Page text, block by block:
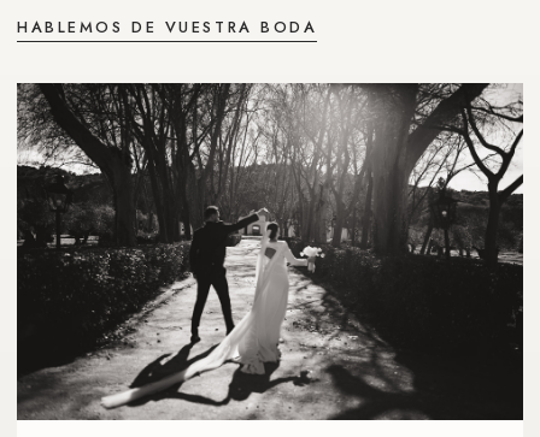
HABLEMOS DE VUESTRA BODA